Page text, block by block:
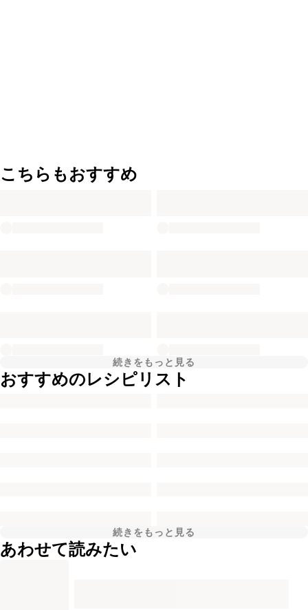
こちらもおすすめ
続きをもっと見る
おすすめのレシピリスト
続きをもっと見る
あわせて読みたい